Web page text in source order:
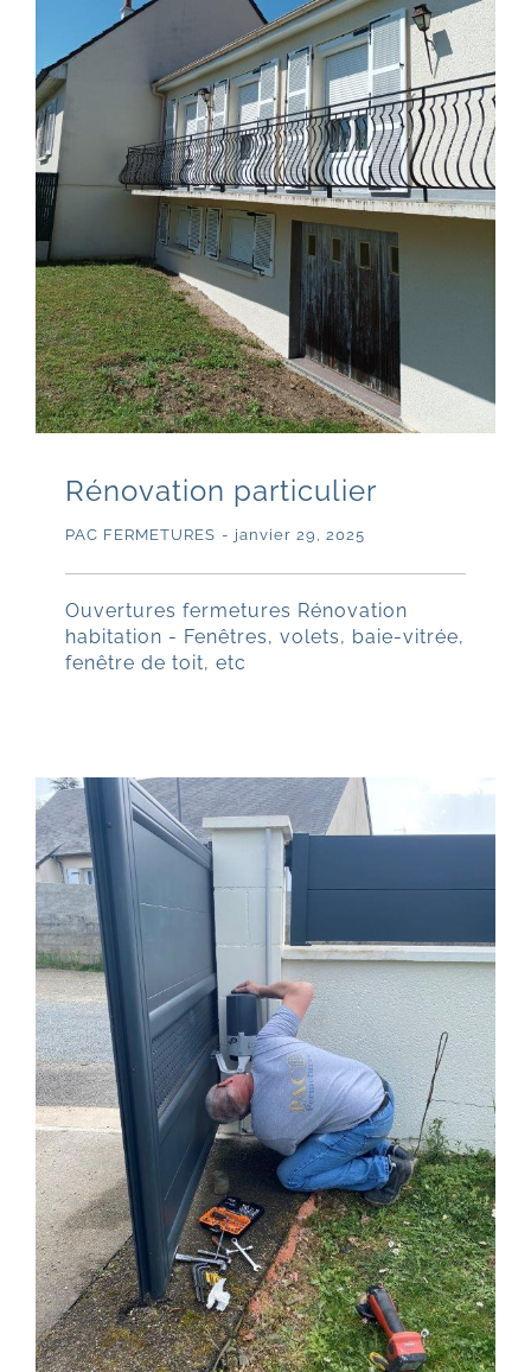
Rénovation particulier
PAC FERMETURES - janvier 29, 2025
Ouvertures fermetures Rénovation
habitation - Fenêtres, volets, baie-vitrée,
fenêtre de toit, etc